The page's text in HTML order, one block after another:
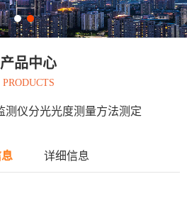
产品中心
PRODUCTS
测仪分光光度测量方法测定
详细信息